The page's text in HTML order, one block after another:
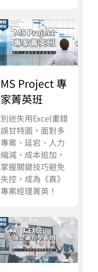
MS Project 專
家菁英班
別迷失用Excel畫錯
誤甘特圖，面對多
專案、延宕、人力
縮減、成本追加，
掌握關鍵技巧避免
失控，成為《真》
專案經理菁英！